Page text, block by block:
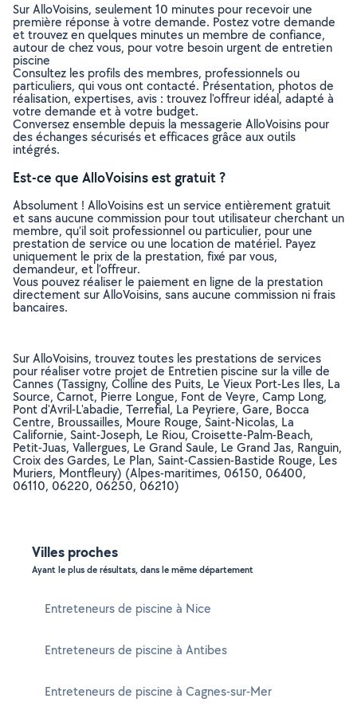
Sur AlloVoisins, seulement 10 minutes pour recevoir une
première réponse à votre demande. Postez votre demande
et trouvez en quelques minutes un membre de confiance,
autour de chez vous, pour votre besoin urgent de entretien
piscine
Consultez les profils des membres, professionnels ou
particuliers, qui vous ont contacté. Présentation, photos de
réalisation, expertises, avis : trouvez l'offreur idéal, adapté à
votre demande et à votre budget.
Conversez ensemble depuis la messagerie AlloVoisins pour
des échanges sécurisés et efficaces grâce aux outils
intégrés.
Est-ce que AlloVoisins est gratuit ?
Absolument ! AlloVoisins est un service entièrement gratuit
et sans aucune commission pour tout utilisateur cherchant un
membre, qu’il soit professionnel ou particulier, pour une
prestation de service ou une location de matériel. Payez
uniquement le prix de la prestation, fixé par vous,
demandeur, et l’offreur.
Vous pouvez réaliser le paiement en ligne de la prestation
directement sur AlloVoisins, sans aucune commission ni frais
bancaires.
Sur AlloVoisins, trouvez toutes les prestations de services
pour réaliser votre projet de Entretien piscine sur la ville de
Cannes (Tassigny, Colline des Puits, Le Vieux Port-Les Iles, La
Source, Carnot, Pierre Longue, Font de Veyre, Camp Long,
Pont d'Avril-L'abadie, Terrefial, La Peyriere, Gare, Bocca
Centre, Broussailles, Moure Rouge, Saint-Nicolas, La
Californie, Saint-Joseph, Le Riou, Croisette-Palm-Beach,
Petit-Juas, Vallergues, Le Grand Saule, Le Grand Jas, Ranguin,
Croix des Gardes, Le Plan, Saint-Cassien-Bastide Rouge, Les
Muriers, Montfleury) (Alpes-maritimes, 06150, 06400,
06110, 06220, 06250, 06210)
Villes proches
Ayant le plus de résultats, dans le même département
Entreteneurs de piscine à Nice
Entreteneurs de piscine à Antibes
Entreteneurs de piscine à Cagnes-sur-Mer